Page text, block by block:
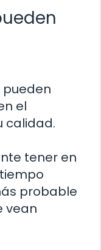
el
calidad.
tener en
probable
vean